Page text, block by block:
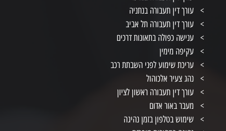
עורך דין תעבורה בנתניה
עורך דין תעבורה תל אביב
ענישה כפולה בתאונות דרכים
עקיפה מימין
עריכת שימוע לפני השבתת רכב
נהג צעיר אלכוהול
עורך דין תעבורה ראשון לציון
מעבר באור אדום
שימוש בטלפון בזמן נהיגה